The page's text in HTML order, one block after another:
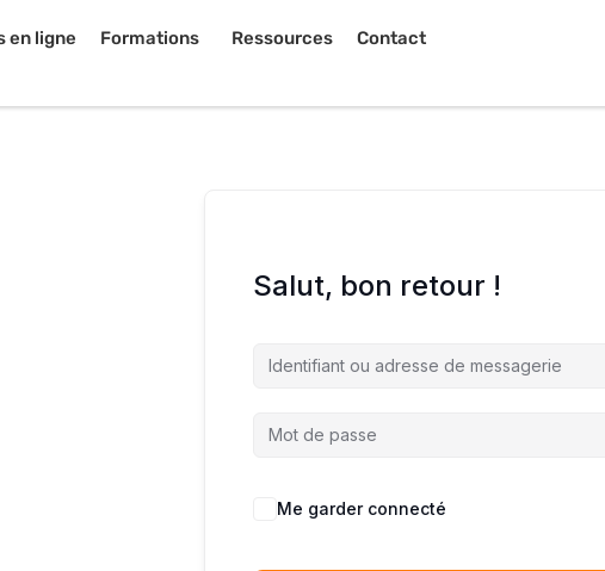
en ligne Formations Ressources Contact
Salut, bon retour !
Me garder connecté